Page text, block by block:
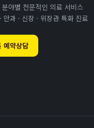
야별 전문적인 의료 서비스
안과 · 신장 · 위장관 특화 진료
예약상담